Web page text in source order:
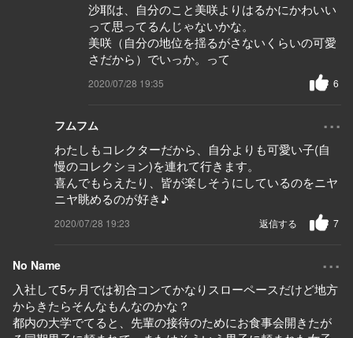
沙耶は、自分のこと美咲よりはるかにかわいい
って思ってるんじゃないかな。
美咲（自分の地位を揺るがさないくらいの可愛
さだから）でいっか。って
2020/07/28 19:35 6
フムフム ...
わたしもコレクターだから、自分よりも可愛い子(自
慢のコレクション)を連れて行きます。
喜んでもらえたり、皆が楽しそうにしているのをニヤ
ニヤ眺めるのが好き♪
2020/07/28 19:23 7
返信する
No Name ...
入社して5ヶ月では初合コンてかなりスローペースだけど地方
からきたらそんなもんなのかな？
都内の大学でてると、先輩の接待のためにお食事会開きたが